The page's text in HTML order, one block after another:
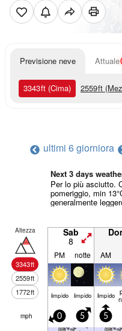
Previsione neve Attuale
3343ft (Cima) 2559ft
ultimi 6 giorniora
Next 3 days
Per lo più asciutto.
pomeriggio, min
generalmente
Altezza
3343ft
2559ft
1772ft
Sab
8
PM notte AM
limp­ido limp­ido limp­ido
mph 0 5 5